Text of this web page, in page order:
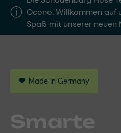
ⓘ︎ Ocono. Willkommen auf
Spaß mit unserer neuen
We Are Ocono
Our Step
Made in Germany
Smarte
Für